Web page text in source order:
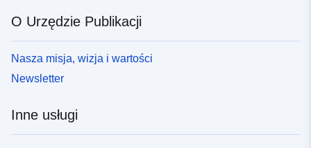
O Urzędzie Publikacji
Nasza misja, wizja i wartości
Newsletter
Inne usługi